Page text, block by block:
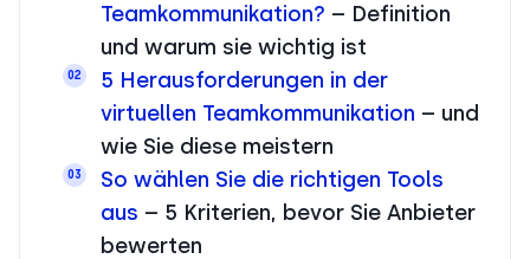
Teamkommunikation? – Definition
und warum sie wichtig ist
02
5 Herausforderungen in der
virtuellen Teamkommunikation – und
wie Sie diese meistern
03
So wählen Sie die richtigen Tools
aus – 5 Kriterien, bevor Sie Anbieter
bewerten